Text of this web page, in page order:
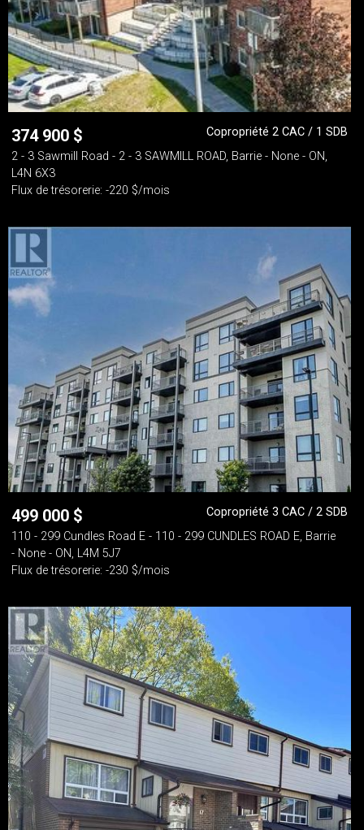
374 900 $
Copropriété 2 CAC / 1 SDB
2 - 3 Sawmill Road - 2 - 3 SAWMILL ROAD, Barrie - None - ON,
L4N 6X3
Flux de trésorerie: -220 $/mois
499 000 $
Copropriété 3 CAC / 2 SDB
110 - 299 Cundles Road E - 110 - 299 CUNDLES ROAD E, Barrie
- None - ON, L4M 5J7
Flux de trésorerie: -230 $/mois